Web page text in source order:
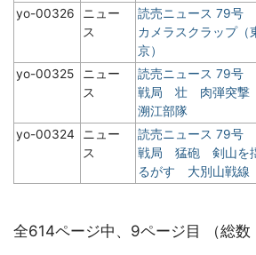
yo-00326
ニュー
ス
読売ニュース 79号
カメラスクラップ（
京）
yo-00325
ニュー
ス
読売ニュース 79号
戦局 壮 肉弾突撃
溯江部隊
yo-00324
ニュー
ス
読売ニュース 79号
戦局 猛砲 剣山を
るがす 大別山戦線
全614ページ中、9ページ目 （総数